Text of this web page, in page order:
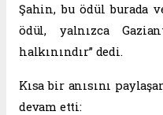
Şahin, bu ödül burada
ödül, yalnızca
halkınındır” dedi.
Kısa bir anısını
devam etti: